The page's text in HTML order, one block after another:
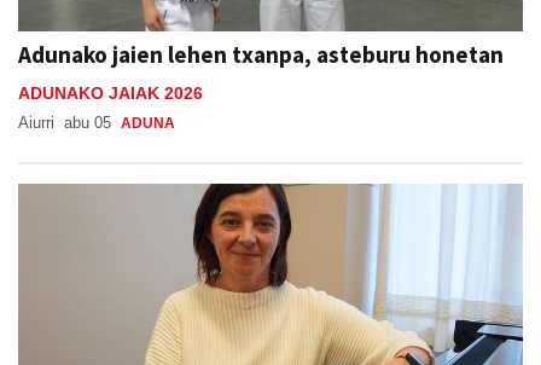
Adunako jaien lehen txanpa, asteburu honetan
ADUNAKO JAIAK 2026
Aiurri abu 05 ADUNA